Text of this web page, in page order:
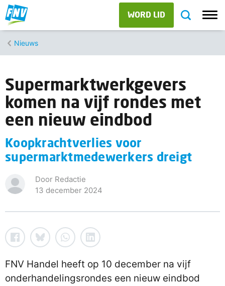
WORD LID
Nieuws
Supermarktwerkgevers
komen na vijf rondes met
een nieuw eindbod
Koopkrachtverlies voor
supermarktmedewerkers dreigt
Door Redactie
13 december 2024
FNV Handel heeft op 10 december na vijf
onderhandelingsrondes een nieuw eindbod